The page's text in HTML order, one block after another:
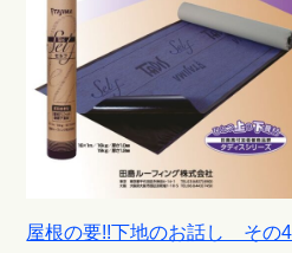
屋根の要!!下地のお話し その